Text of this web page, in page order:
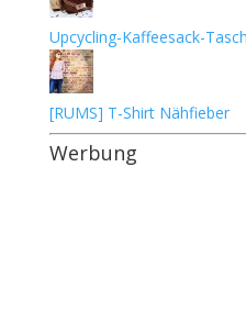
Upcycling-Kaffeesack-
[RUMS] T-Shirt Nähfieber
Werbung